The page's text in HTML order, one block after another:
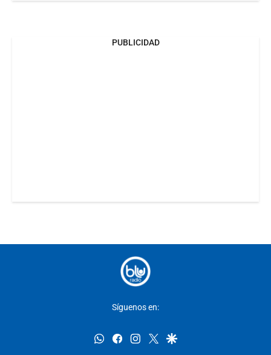
PUBLICIDAD
Síguenos en:
whatsappfacebookinstagram
twittergoogle